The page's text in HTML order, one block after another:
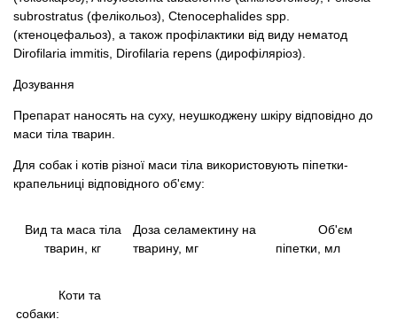
subrostratus (фелікольоз), Ctenocephalides spp.
(ктеноцефальоз), а також профілактики від виду нематод
Dirofilaria immitis, Dirofilaria repens (дирофіляріоз).
Дозування
Препарат наносять на суху, неушкоджену шкіру відповідно до
маси тіла тварин.
Для собак і котів різної маси тіла використовують піпетки-
крапельниці відповідного об'єму:
Вид та маса тіла
тварин, кг
Доза селамектину на
тварину, мг
Об'єм
піпетки, мл
Коти та
собаки: